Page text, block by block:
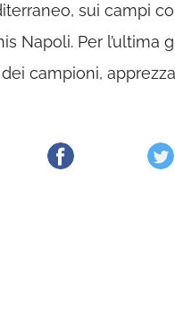
sui campi
Napoli. Per
campioni,